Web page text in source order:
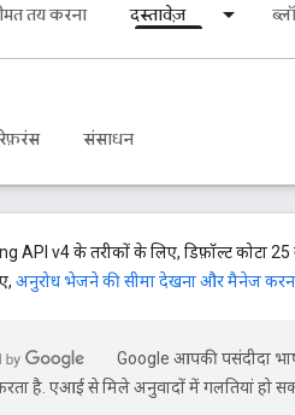
तय करना दस्तावेज़
रेफ़रंस संसाधन
API v4 के तरीकों के लिए, डिफ़ॉल्ट कोटा
अनुरोध भेजने की सीमा देखना और मैनेज
Google आपकी पसंदीदा
है. एआई से मिले अनुवादों में गलतियां हो